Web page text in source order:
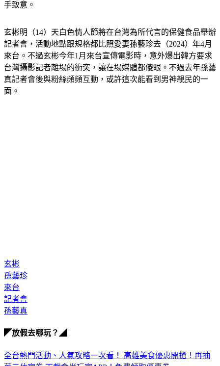
眼。聽到台灣媒體主動以韓文「安紐哈誰唷」問候，也簡單揮
玄彬明（14）天白色情人節將在台灣為所代言的保健食品舉辦
記者會，活動地點跟規格都比照愛妻孫藝珍去（2024）年4月
來台。不過玄彬今年1月來台宣傳電影時，意外爆出韓方要求
台灣攝影記者離場的衝突，讓在場媒體都傻眼。不過去年孫藝
真記者會後與粉絲頻頻互動，或許這次能看到男神親民的一
玄彬
孫藝珍
來台
記者會